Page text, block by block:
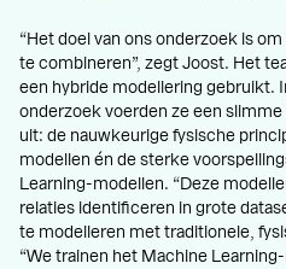
“Het doel van ons onderzoek is
te combineren”, zegt Joost. Het
een hybride modellering gebruikt.
onderzoek voerden ze een
uit: de nauwkeurige fysische
modellen én de sterke
Learning-modellen. “Deze
relaties identificeren in grote
te modelleren met traditionele,
“We trainen het Machine